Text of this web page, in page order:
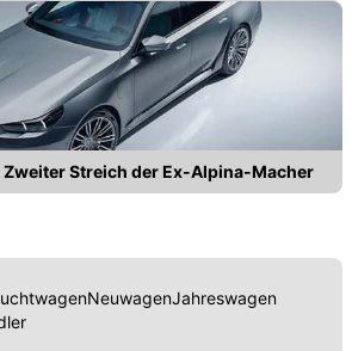
Zweiter Streich der Ex-Alpina-Macher
NeuwagenJahreswagen